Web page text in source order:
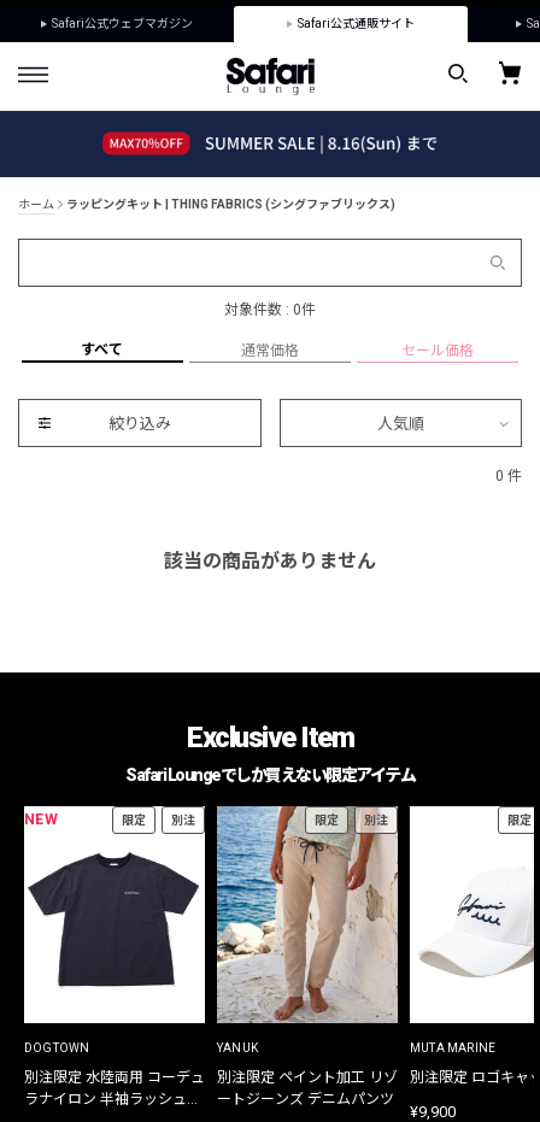
Safari公式ウェブマガジン Safari公式通販サイト
ホーム ラッピングキット | THING FABRICS (シングファブリックス)
対象件数 : 0件
すべて 通常価格 セール価格
絞り込み 人気順
0 件
該当の商品がありません
Exclusive Item
Safari Loungeでしか買えない限定アイテム
NEW 限定 別注
DOGTOWN
別注限定 水陸両用 コーデュ
ラナイロン 半袖ラッシュガ
限定 別注
YANUK
別注限定 ペイント加工 リゾ
ートジーンズ デニムパンツ
限定
MUTA MARINE
別注限定 ロゴキャ
¥9,900